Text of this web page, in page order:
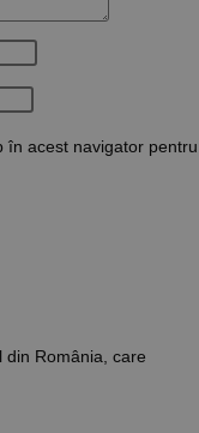
în acest navigator pentru
din România, care